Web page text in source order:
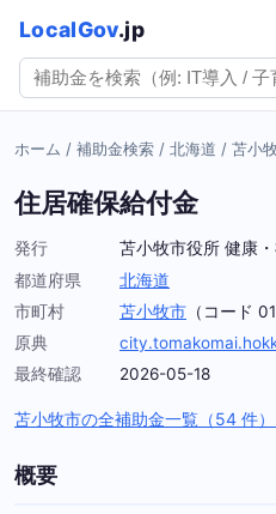
LocalGov.jp
ホーム / 補助金検索 / 北海道 / 苫小
住居確保給付金
発行
苫小牧市役所 健康
都道府県
北海道
市町村
苫小牧市 （コード
原典
最終確認
2026-05-18
苫小牧市の全補助金一覧（54 件
概要